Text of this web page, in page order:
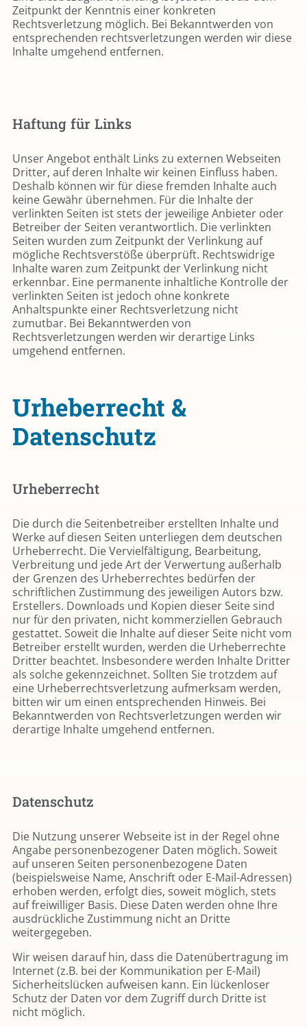
Zeitpunkt der Kenntnis einer konkreten
Rechtsverletzung möglich. Bei Bekanntwerden von
entsprechenden rechtsverletzungen werden wir diese
Inhalte umgehend entfernen.
Haftung für Links
Unser Angebot enthält Links zu externen Webseiten
Dritter, auf deren Inhalte wir keinen Einfluss haben.
Deshalb können wir für diese fremden Inhalte auch
keine Gewähr übernehmen. Für die Inhalte der
verlinkten Seiten ist stets der jeweilige Anbieter oder
Betreiber der Seiten verantwortlich. Die verlinkten
Seiten wurden zum Zeitpunkt der Verlinkung auf
mögliche Rechtsverstöße überprüft. Rechtswidrige
Inhalte waren zum Zeitpunkt der Verlinkung nicht
erkennbar. Eine permanente inhaltliche Kontrolle der
verlinkten Seiten ist jedoch ohne konkrete
Anhaltspunkte einer Rechtsverletzung nicht
zumutbar. Bei Bekanntwerden von
Rechtsverletzungen werden wir derartige Links
umgehend entfernen.
Urheberrecht &
Datenschutz​
Urheberrecht
Die durch die Seitenbetreiber erstellten Inhalte und
Werke auf diesen Seiten unterliegen dem deutschen
Urheberrecht. Die Vervielfältigung, Bearbeitung,
Verbreitung und jede Art der Verwertung außerhalb
der Grenzen des Urheberrechtes bedürfen der
schriftlichen Zustimmung des jeweiligen Autors bzw.
Erstellers. Downloads und Kopien dieser Seite sind
nur für den privaten, nicht kommerziellen Gebrauch
gestattet. Soweit die Inhalte auf dieser Seite nicht vom
Betreiber erstellt wurden, werden die Urheberrechte
Dritter beachtet. Insbesondere werden Inhalte Dritter
als solche gekennzeichnet. Sollten Sie trotzdem auf
eine Urheberrechtsverletzung aufmerksam werden,
bitten wir um einen entsprechenden Hinweis. Bei
Bekanntwerden von Rechtsverletzungen werden wir
derartige Inhalte umgehend entfernen.
Datenschutz
Die Nutzung unserer Webseite ist in der Regel ohne
Angabe personenbezogener Daten möglich. Soweit
auf unseren Seiten personenbezogene Daten
(beispielsweise Name, Anschrift oder E-Mail-Adressen)
erhoben werden, erfolgt dies, soweit möglich, stets
auf freiwilliger Basis. Diese Daten werden ohne Ihre
ausdrückliche Zustimmung nicht an Dritte
weitergegeben.
Wir weisen darauf hin, dass die Datenübertragung im
Internet (z.B. bei der Kommunikation per E-Mail)
Sicherheitslücken aufweisen kann. Ein lückenloser
Schutz der Daten vor dem Zugriff durch Dritte ist
nicht möglich.